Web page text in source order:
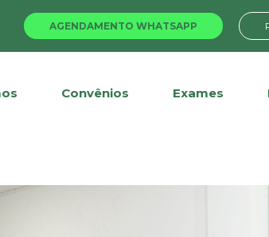
AGENDAMENTO WHATSAPP
Convênios Exames